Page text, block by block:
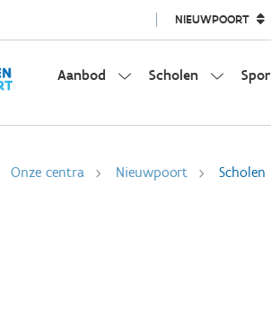
NIEUWPOORT
Aanbod Scholen
Onze centra Nieuwpoort Scholen